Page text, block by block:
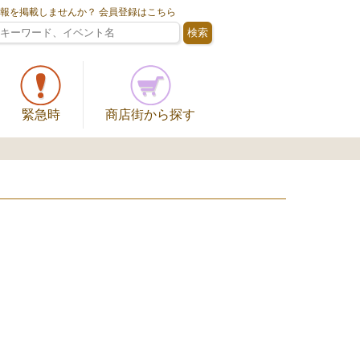
を掲載しませんか？ 会員登録はこちら
緊急時 商店街から探す